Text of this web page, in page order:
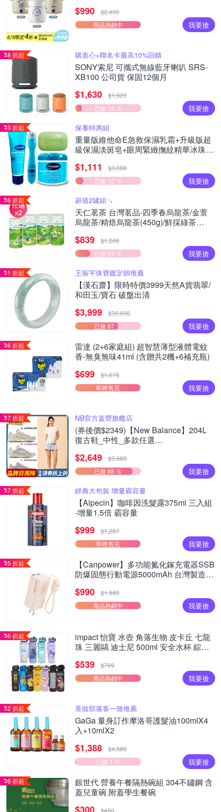
$990
$2,400
商品熱銷中
我要搶
8 折起 購衷心+聯名卡最高10%回饋
SONY索尼 可攜式無線藍牙喇叭 SRS-
XB100 公司貨 保固12個月
$1,630
$1,920
已搶 10 ％
我要搶
3 折起 保養特惠組
重量版維他命E急救保濕乳霜+升級版超
級保濕淡斑皂+眼周緊緻撫紋精華冰珠棒
$1,111
$3,088
已搶 12 ％
我要搶
6 折起 超值2罐組↘︎
天仁茗茶 台灣茗品-四季春烏龍茶/金萱
烏龍茶/精焙烏龍茶(450g)/鮮採綠茶
$839
$1,200
已搶 23 ％
我要搶
1 折起 王振宇珠寶鑑定師推薦
【漢石齋】限時特價3999天然A貨翡翠/
和田玉/寶石 破盤出清
$3,999
$30,000
已搶 67 ％
我要搶
6 折起
雷達 (2+6家庭組) 超智慧薄型液體電蚊
香-無臭無味41ml (含贈共2機+6補充瓶)
$699
$1,076
即將售完
我要搶
7 折起 NB官方直營旗艦店
(券後價$2349)【New Balance】204L
復古鞋_中性_多款任選
$2,649
$3,680
已搶 88 ％
我要搶
7 折起 經典大包裝 增量霸容量
【Alpecin】咖啡因洗髮露375ml 三入組
-增量1.5倍 霸容量
$999
$1,287
即將售完
我要搶
5 折起
【Canpower】多功能氮化鎵充電器SSB
防爆固態行動電源5000mAh 台灣製造
$990
$1,980
商品熱銷中
我要搶
6 折起
impact 怡寶 水壺 角落生物 皮卡丘 七龍
珠 三麗鷗 迪士尼 500ml 安全水杯 綜合
$539
$799
商品熱銷中
我要搶
2 折起 美妝部落客一致推薦
GaGa 量身訂作摩洛哥護髮油100mlX4
入+10mlX2
$1,388
$4,680
已搶 1 ％
我要搶
6 折起
銀世代 營養午餐隔熱碗組 304不鏽鋼 含
蓋兒童碗 附蓋學生餐碗